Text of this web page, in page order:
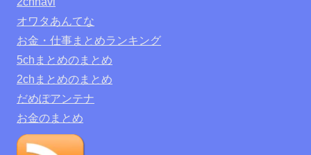
オワタあんてな
お金・仕事まとめランキング
5chまとめのまとめ
2chまとめのまとめ
だめぽアンテナ
お金のまとめ